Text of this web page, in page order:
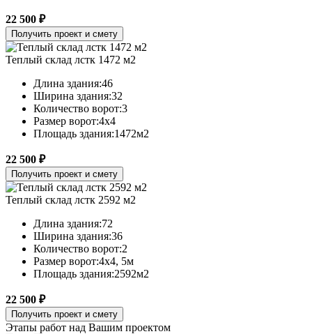
22 500 ₽
Получить проект и смету
Теплый склад лстк 1472 м2
Длина здания:46
Ширина здания:32
Количество ворот:3
Размер ворот:4х4
Площадь здания:1472м2
22 500 ₽
Получить проект и смету
Теплый склад лстк 2592 м2
Длина здания:72
Ширина здания:36
Количество ворот:2
Размер ворот:4х4, 5м
Площадь здания:2592м2
22 500 ₽
Получить проект и смету
Этапы работ над Вашим проектом